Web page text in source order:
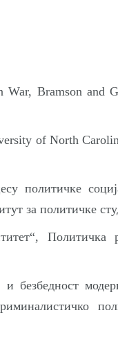
Bramson and
of North
политичке
за политичке
Политичка
безбедност